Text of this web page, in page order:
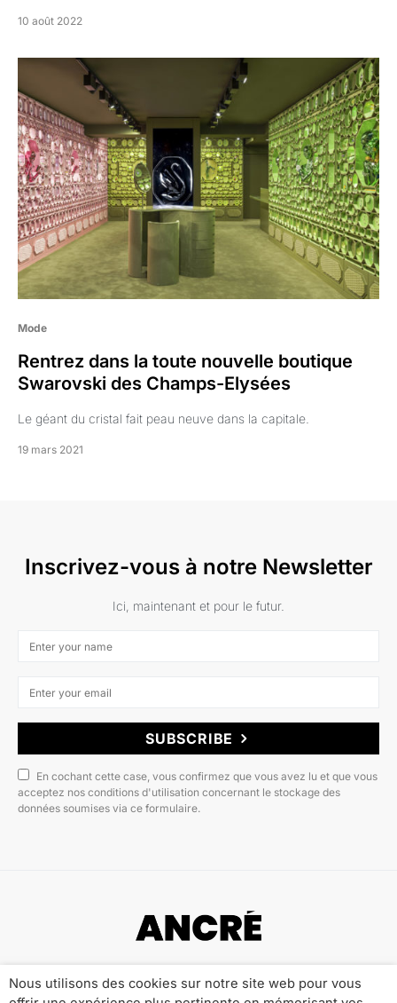
10 août 2022
Mode
Rentrez dans la toute nouvelle boutique
Swarovski des Champs-Elysées
Le géant du cristal fait peau neuve dans la capitale.
19 mars 2021
Inscrivez-vous à notre Newsletter
Ici, maintenant et pour le futur.
SUBSCRIBE
En cochant cette case, vous confirmez que vous avez lu et que vous
acceptez nos conditions d'utilisation concernant le stockage des
données soumises via ce formulaire.
Nous utilisons des cookies sur notre site web pour vous